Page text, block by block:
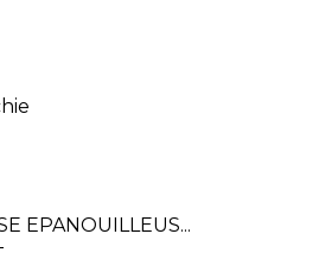
EPANOUILLEUS...